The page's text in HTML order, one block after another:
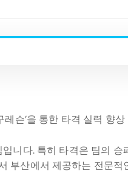
슨’을 통한 타격 실력 향
니다. 특히 타격은 팀의
부산에서 제공하는 전문